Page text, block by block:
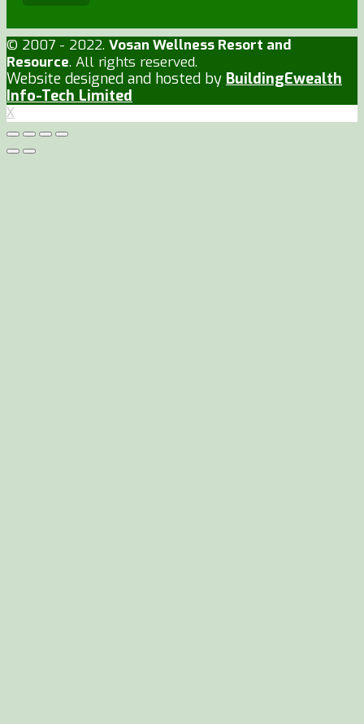
© 2007 - 2022. Vosan Wellness Resort and
Resource. All rights reserved.
Website designed and hosted by BuildingEwealth
Info-Tech Limited
X